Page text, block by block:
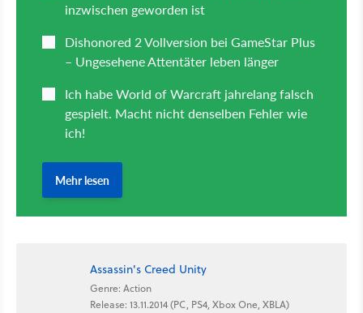
Assassin's Creed Unity
Genre: Action
Release: 13.11.2014 (PC, PS4, Xbox One, XBLA)